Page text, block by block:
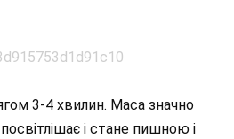
3-4 хвилин. Маса значно
і стане пишною і